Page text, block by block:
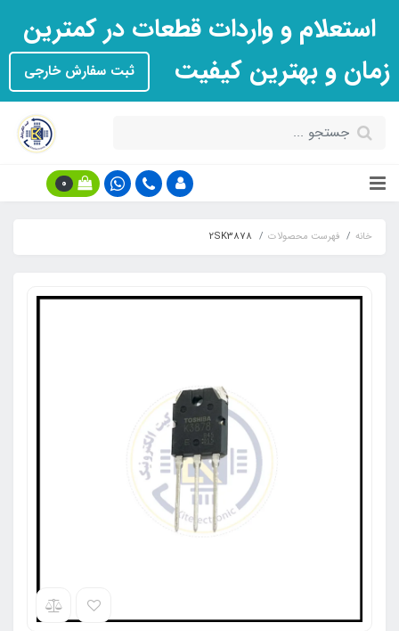
استعلام و واردات قطعات در کمترین
زمان و بهترین کیفیت
ثبت سفارش خارجی
0
خانه فهرست محصولات 2SK3878